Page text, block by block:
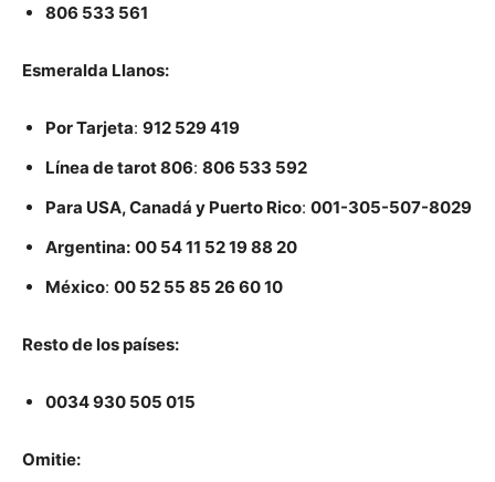
806 533 561
Esmeralda Llanos:
Por Tarjeta: 912 529 419
Línea de tarot 806: 806 533 592
Para USA, Canadá y Puerto Rico: 001-305-507-8029
Argentina: 00 54 11 52 19 88 20
México: 00 52 55 85 26 60 10
Resto de los países:
0034 930 505 015
Omitie: